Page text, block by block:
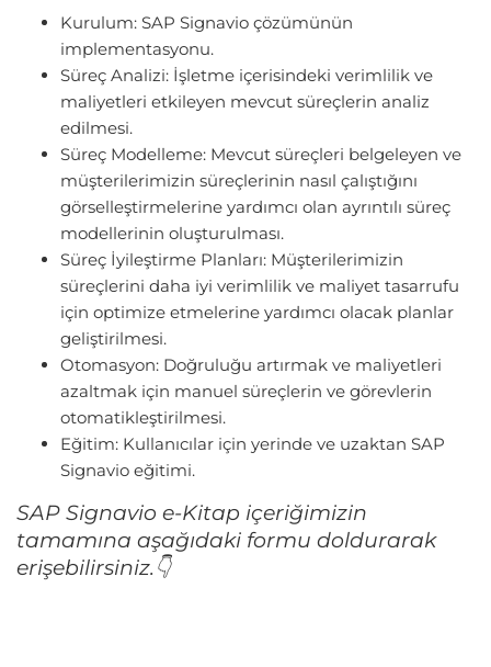
Kurulum: SAP Signavio çözümünün
implementasyonu.
Süreç Analizi: İşletme içerisindeki verimlilik ve
maliyetleri etkileyen mevcut süreçlerin analiz
edilmesi.
Süreç Modelleme: Mevcut süreçleri belgeleyen ve
müşterilerimizin süreçlerinin nasıl çalıştığını
görselleştirmelerine yardımcı olan ayrıntılı süreç
modellerinin oluşturulması.
Süreç İyileştirme Planları: Müşterilerimizin
süreçlerini daha iyi verimlilik ve maliyet tasarrufu
için optimize etmelerine yardımcı olacak planlar
geliştirilmesi.
Otomasyon: Doğruluğu artırmak ve maliyetleri
azaltmak için manuel süreçlerin ve görevlerin
otomatikleştirilmesi.
Eğitim: Kullanıcılar için yerinde ve uzaktan SAP
Signavio eğitimi.
SAP Signavio e-Kitap içeriğimizin
tamamına aşağıdaki formu doldurarak
erişebilirsiniz.👇